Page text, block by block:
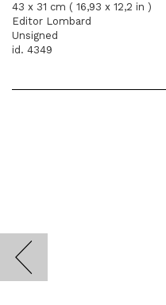
43 x 31 cm ( 16,93 x 12,2 in )
Editor Lombard
Unsigned
id. 4349